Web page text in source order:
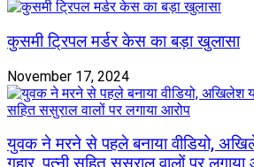
कुसमी ट्रिपल मर्डर केस का बड़ा खुलासा
November 17, 2024
युवक ने मरने से पहले बनाया वीडियो,